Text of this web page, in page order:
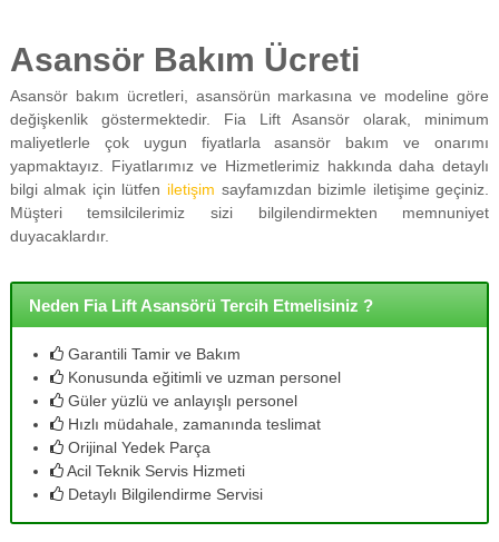
Asansör Bakım Ücreti
Asansör bakım ücretleri, asansörün markasına ve modeline göre
değişkenlik göstermektedir. Fia Lift Asansör olarak, minimum
maliyetlerle çok uygun fiyatlarla asansör bakım ve onarımı
yapmaktayız. Fiyatlarımız ve Hizmetlerimiz hakkında daha detaylı
bilgi almak için lütfen iletişim sayfamızdan bizimle iletişime geçiniz.
Müşteri temsilcilerimiz sizi bilgilendirmekten memnuniyet
duyacaklardır.
Neden Fia Lift Asansörü Tercih Etmelisiniz ?
Garantili Tamir ve Bakım
Konusunda eğitimli ve uzman personel
Güler yüzlü ve anlayışlı personel
Hızlı müdahale, zamanında teslimat
Orijinal Yedek Parça
Acil Teknik Servis Hizmeti
Detaylı Bilgilendirme Servisi